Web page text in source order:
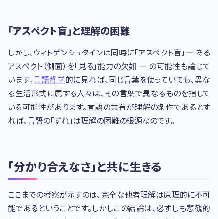
「アスペクト盲」と理解の困難
しかし、ウィトゲンシュタインは同時に「アスペクト盲」— ある
アスペクト（側面）を「見る」能力の欠如 — の可能性も論じて
います。言語哲学的に見れば、同じ言葉を使っていても、異な
る生活形式に属する人々は、その言葉で異なるものを指して
いる可能性があります。言語の共有が理解の条件であるとす
れば、言語の「ずれ」は理解の困難の根源なのです。
「分かり合えなさ」と共に生きる
ここまでの考察が示すのは、完全な他者理解は原理的に不可
能であるということです。しかしこの結論は、必ずしも悲観的